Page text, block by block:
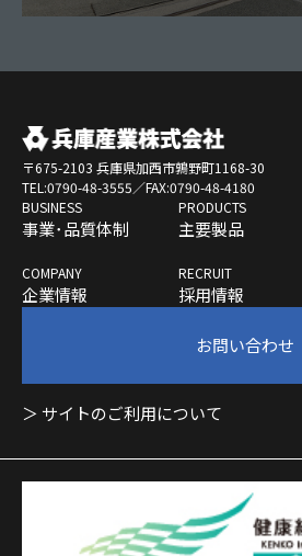
〒675-2103 兵庫県加西市鶉野町1168-30
TEL:0790-48-3555／FAX:0790-48-4180
BUSINESS
事業･品質体制
PRODUCTS
主要製品
COMPANY
企業情報
RECRUIT
採用情報
お問い合わせ
＞ サイトのご利用について